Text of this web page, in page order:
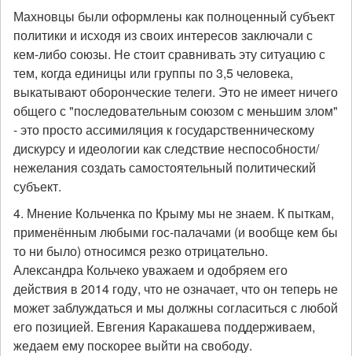
Махновцы были оформлены как полноценный субъект
политики и исходя из своих интересов заключали с
кем-либо союзы. Не стоит сравнивать эту ситуацию с
тем, когда единицы или группы по 3,5 человека,
выкатывают оборонческие телеги. Это не имеет ничего
общего с "последовательным союзом с меньшим злом"
- это просто ассимиляция к государственническому
дискурсу и идеологии как следствие неспособности/
нежелания создать самостоятельный политический
субъект.
4. Мнение Кольченка по Крыму мы не знаем. К пыткам,
применённым любыми гос-палачами (и вообще кем бы
то ни было) относимся резко отрицательно.
Александра Кольчеко уважаем и одобряем его
действия в 2014 году, что не означает, что он теперь не
может заблуждаться и мы должны согласиться с любой
его позицией. Евгения Каракашева поддерживаем,
жедаем ему поскорее выйти на свободу.